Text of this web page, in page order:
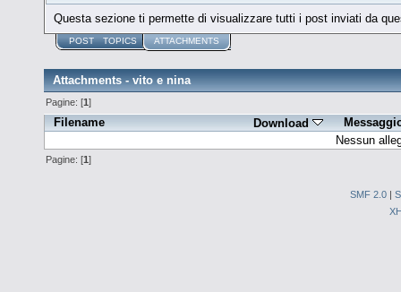
Questa sezione ti permette di visualizzare tutti i post inviati da
POST TOPICS ATTACHMENTS
Attachments - vito e nina
Pagine: [1]
Filename Download
Nessun
Pagine: [1]
SMF 2.0 |